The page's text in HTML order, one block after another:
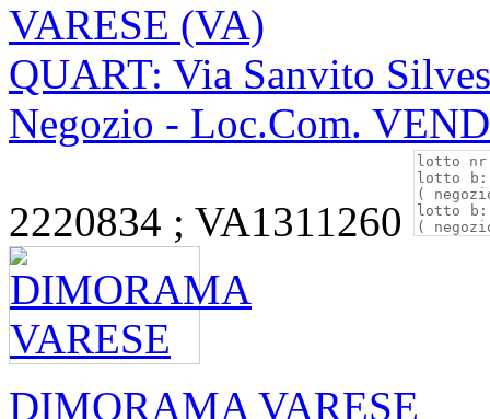
VARESE (VA)
QUART: Via Sanvito
Negozio - Loc.Com.
2220834 ; VA1311260
DIMORAMA VARESE